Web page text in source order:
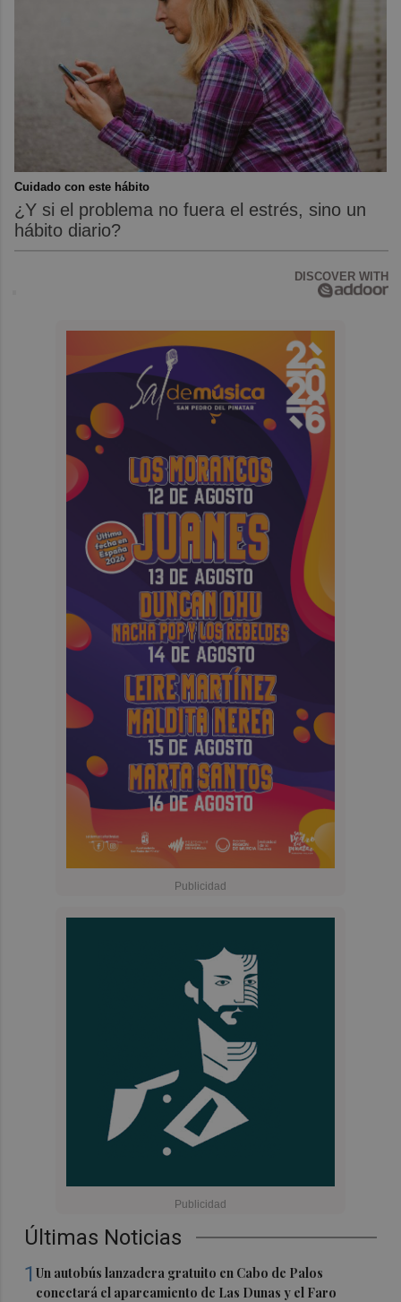
Últimas Noticias
1Un autobús lanzadera gratuito en Cabo de Palos
conectará el aparcamiento de Las Dunas y el Faro
Cuidado con este hábito
¿Y si el problema no fuera el estrés, sino un
hábito diario?
DISCOVER WITH